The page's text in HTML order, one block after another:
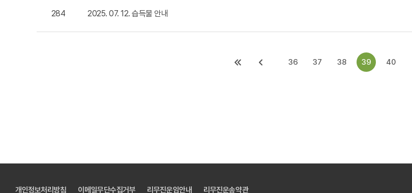
284 2025. 07. 12. 습득물 안내
36 37 38 39 40
개인정보처리방침 이메일무단수집거부 리무진운임안내 리무진운송약관